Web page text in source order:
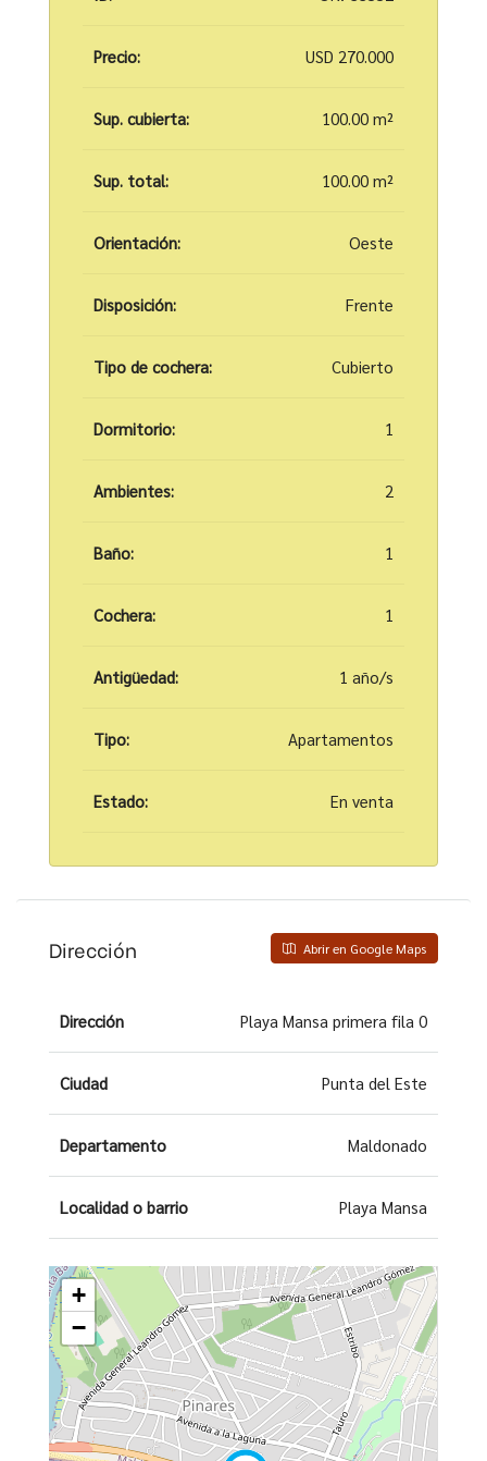
Precio: USD 270.000
Sup. cubierta: 100.00 m²
Sup. total: 100.00 m²
Orientación: Oeste
Disposición: Frente
Tipo de cochera: Cubierto
Dormitorio: 1
Ambientes: 2
Baño: 1
Cochera: 1
Antigüedad: 1 año/s
Tipo: Apartamentos
Estado: En venta
Dirección Abrir en Google Maps
Dirección Playa Mansa primera fila 0
Ciudad Punta del Este
Departamento Maldonado
Localidad o barrio Playa Mansa
+
−